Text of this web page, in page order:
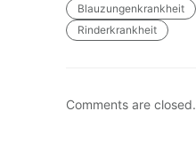
Blauzungenkrankheit
Rinderkrankheit
Comments are closed.